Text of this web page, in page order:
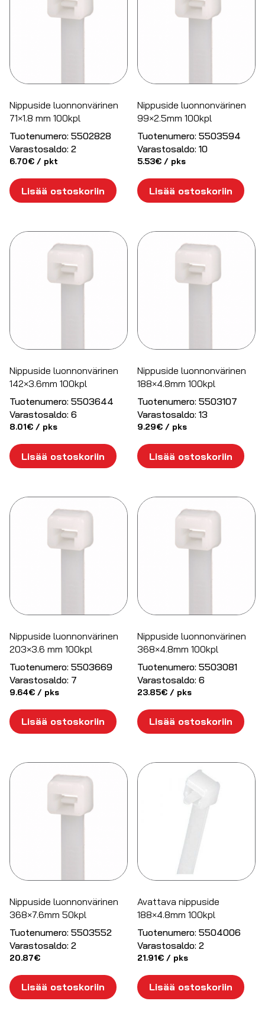
Nippuside luonnonvärinen
71×1.8 mm 100kpl
Tuotenumero: 5502828
Varastosaldo: 2
6.70€ / pkt
Lisää ostoskoriin
Nippuside luonnonvärinen
99×2.5mm 100kpl
Tuotenumero: 5503594
Varastosaldo: 10
5.53€ / pks
Lisää ostoskoriin
Nippuside luonnonvärinen
142×3.6mm 100kpl
Tuotenumero: 5503644
Varastosaldo: 6
8.01€ / pks
Lisää ostoskoriin
Nippuside luonnonvärinen
188×4.8mm 100kpl
Tuotenumero: 5503107
Varastosaldo: 13
9.29€ / pks
Lisää ostoskoriin
Nippuside luonnonvärinen
203×3.6 mm 100kpl
Tuotenumero: 5503669
Varastosaldo: 7
9.64€ / pks
Lisää ostoskoriin
Nippuside luonnonvärinen
368×4.8mm 100kpl
Tuotenumero: 5503081
Varastosaldo: 6
23.85€ / pks
Lisää ostoskoriin
Nippuside luonnonvärinen
368×7.6mm 50kpl
Tuotenumero: 5503552
Varastosaldo: 2
20.87€
Lisää ostoskoriin
Avattava nippuside
188×4.8mm 100kpl
Tuotenumero: 5504006
Varastosaldo: 2
21.91€ / pks
Lisää ostoskoriin